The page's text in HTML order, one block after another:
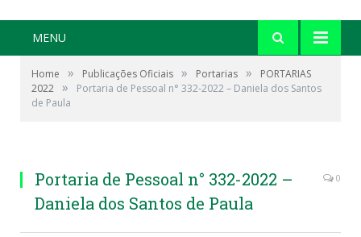
MENU
Home » Publicações Oficiais » Portarias »
PORTARIAS
2022 »
Portaria de Pessoal n° 332-2022 – Daniela dos Santos
de Paula
Portaria de Pessoal n° 332-2022 –
Daniela dos Santos de Paula
0